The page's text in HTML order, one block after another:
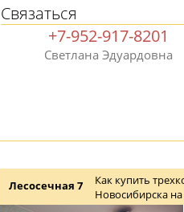
Связаться
+7-952-917-8201
Светлана Эдуардовна
Лесосечная 7
Как купить
Новосибирска